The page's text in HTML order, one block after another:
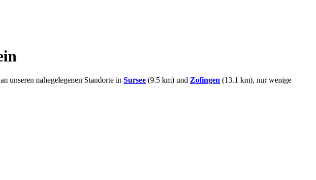
unseren nahegelegenen Standorte in Sursee (9.5 km) und Zofingen (13.1 km), nur wenige